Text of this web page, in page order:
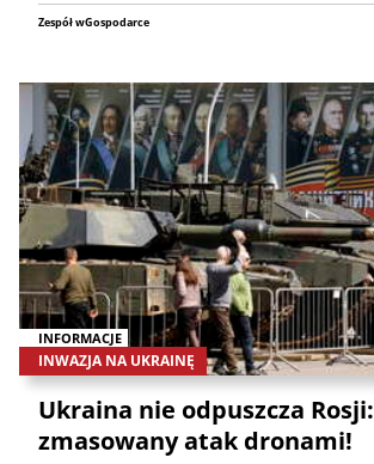
Zespół wGospodarce
INFORMACJE
INWAZJA NA UKRAINĘ
Ukraina nie odpuszcza Rosji:
zmasowany atak dronami!